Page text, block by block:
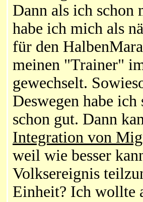
Dann als ich schon
habe ich mich als
für den
meinen "Trainer"
gewechselt.
Deswegen habe
schon gut. Dann
Integration von
weil wie besser
Volksereignis
Einheit? Ich wollte